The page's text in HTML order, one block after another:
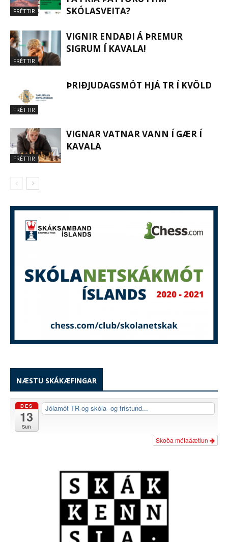
FRÉTTIR
SKÓLASVEITA?
FRÉTTIR
VIGNIR ENDAÐI Á ÞREMUR
SIGRUM Í KAVALA!
FRÉTTIR
ÞRIÐJUDAGSMÓT HJÁ TR Í KVÖLD
FRÉTTIR
VIGNAR VATNAR VANN Í GÆR Í
KAVALA
NÆSTU SKÁKÆFINGAR
DES
13
Sun
Jólamót TR og skóla- og frístund...
Skoða mótaáætlun